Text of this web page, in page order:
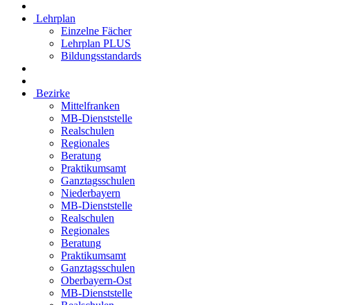
Lehrplan
Einzelne Fächer
Lehrplan PLUS
Bildungsstandards
Bezirke
Mittelfranken
MB-Dienststelle
Realschulen
Regionales
Beratung
Praktikumsamt
Ganztagsschulen
Niederbayern
MB-Dienststelle
Realschulen
Regionales
Beratung
Praktikumsamt
Ganztagsschulen
Oberbayern-Ost
MB-Dienststelle